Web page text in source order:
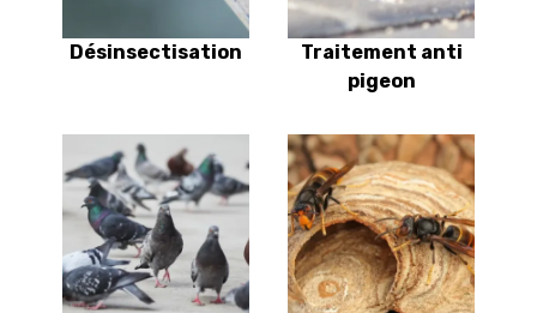
Désinsectisation
Traitement anti
pigeon